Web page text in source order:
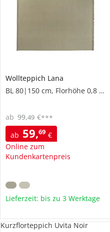
Wollteppich Lana
BL 80|150 cm, Florhöhe 0,8 cm
ab 59,69 €
Online zum
Kundenkartenpreis
ab 99,49 €***
Lieferzeit: bis zu 3 Werktage
Kurzflorteppich Uvita Noir